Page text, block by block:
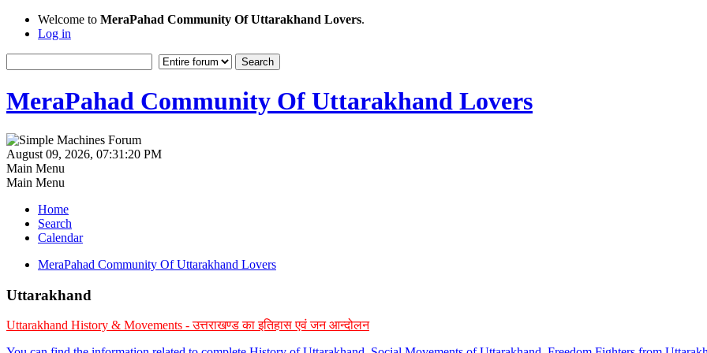
Welcome to MeraPahad Community Of Uttarakhand Lovers.
Log in
MeraPahad Community Of Uttarakhand Lovers
August 09, 2026, 07:31:20 PM
Main Menu
Main Menu
Home
Search
Calendar
MeraPahad Community Of Uttarakhand Lovers
Uttarakhand
Uttarakhand History & Movements - उत्तराखण्ड का इतिहास एवं जन आन्दोलन